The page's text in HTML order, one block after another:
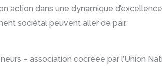
action dans une dynamique
sociétal peuvent aller de pair.
– association cocréée par l’Union